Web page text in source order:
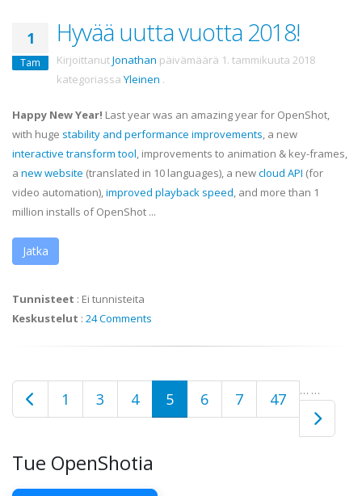
1
Tam
Hyvää uutta vuotta 2018!
KirjoittanutJonathan päivämäärä 1. tammikuuta 2018
kategoriassa Yleinen .
Happy New Year! Last year was an amazing year for OpenShot,
with huge stability and performance improvements, a new
interactive transform tool, improvements to animation & key-frames,
a new website (translated in 10 languages), a newcloud API (for
video automation),improved playback speed, and more than 1
million installs of OpenShot ...
Jatka
Tunnisteet : Ei tunnisteita
Keskustelut : 24 Comments
1 …
3 4 5 6 7 …
47
Tue OpenShotia